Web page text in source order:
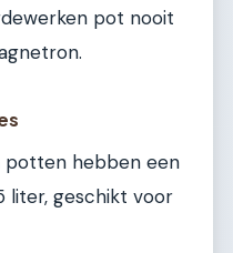
pot nooit
potten hebben een
liter, geschikt voor